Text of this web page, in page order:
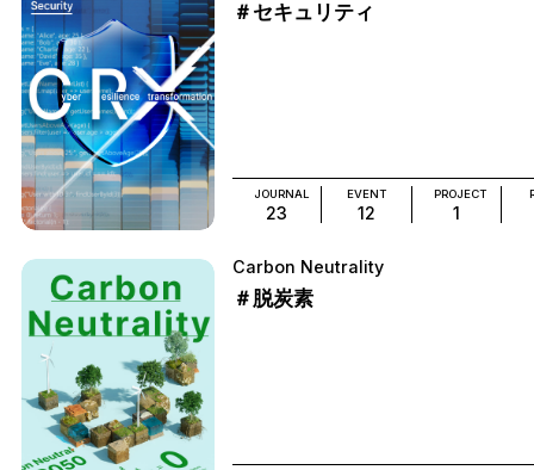
＃セキュリティ
JOURNAL
23
EVENT
12
PROJECT
1
Carbon Neutrality
＃脱炭素